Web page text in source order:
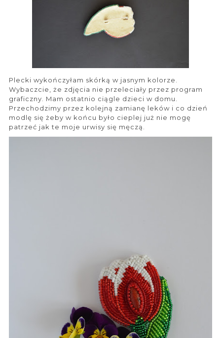
Plecki wykończyłam skórką w jasnym kolorze.
Wybaczcie, że zdjęcia nie przeleciały przez program
graficzny. Mam ostatnio ciągle dzieci w domu.
Przechodzimy przez kolejną zamianę leków i co dzień
modlę się żeby w końcu było cieplej już nie mogę
patrzeć jak te moje urwisy się męczą.